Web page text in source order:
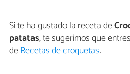
Si te ha gustado la receta de
patatas, te sugerimos que
deRecetas de croquetas.